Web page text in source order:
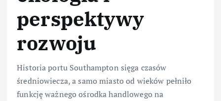
perspektywy
rozwoju
Historia portu Southampton sięga czasów
średniowiecza, a samo miasto od wieków pełniło
funkcję ważnego ośrodka handlowego na